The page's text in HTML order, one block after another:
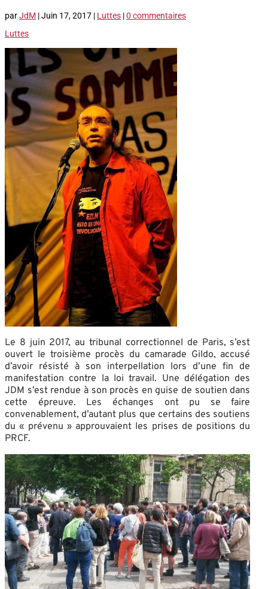
parJdM |Juin 17, 2017 | Luttes |0 commentaires
Luttes
Le 8 juin 2017, au tribunal correctionnel de Paris, s’est
ouvert le troisième procès du camarade Gildo, accusé
d’avoir résisté à son interpellation lors d’une fin de
manifestation contre la loi travail. Une délégation des
JDM s’est rendue à son procès en guise de soutien dans
cette épreuve. Les échanges ont pu se faire
convenablement, d’autant plus que certains des soutiens
du « prévenu » approuvaient les prises de positions du
PRCF.